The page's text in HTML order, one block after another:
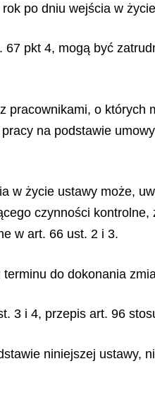
po dniu wejścia w
pkt 4, mogą być
pracownikami, o których
na podstawie
w życie ustawy może,
czynności kontrolne,
w art. 66 ust. 2 i 3.
do dokonania
3 i 4, przepis art. 96
niniejszej ustawy,